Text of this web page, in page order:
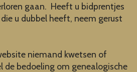
gaan. Heeft u bidprentjes
u dubbel heeft, neem gerust
niemand kwetsen of
de bedoeling om genealogische